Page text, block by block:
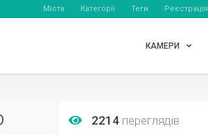
Міста Категорії Теги Реєстрація
КАМЕРИ
2214переглядів